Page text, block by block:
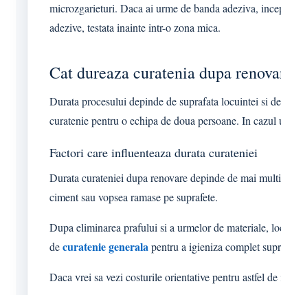
microzgarieturi. Daca ai urme de banda adeziva,
adezive, testata inainte intr-o zona mica.
Cat dureaza curatenia dupa
Durata procesului depinde de suprafata locuintei si
curatenie pentru o echipa de doua persoane. In
Factori care influenteaza durata curateniei
Durata curateniei dupa renovare depinde de mai
ciment sau vopsea ramase pe suprafete.
Dupa eliminarea prafului si a urmelor de materiale,
decuratenie generala pentru a igieniza complet
Daca vrei sa vezi costurile orientative pentru astfel